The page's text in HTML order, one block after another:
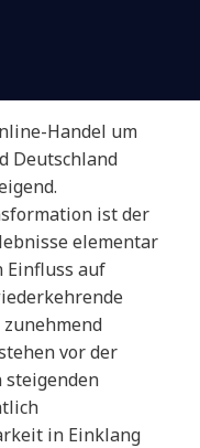
Handel um
Deutschland
ist der
elementar
Einfluss auf
vor der
steigenden
in Einklang